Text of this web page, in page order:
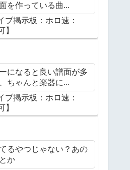
を作っている曲...
ブ掲示板：ホロ速：
】
になると良い譜面が多
ちゃんと楽器に...
ブ掲示板：ホロ速：
】
るやつじゃない？あの
か